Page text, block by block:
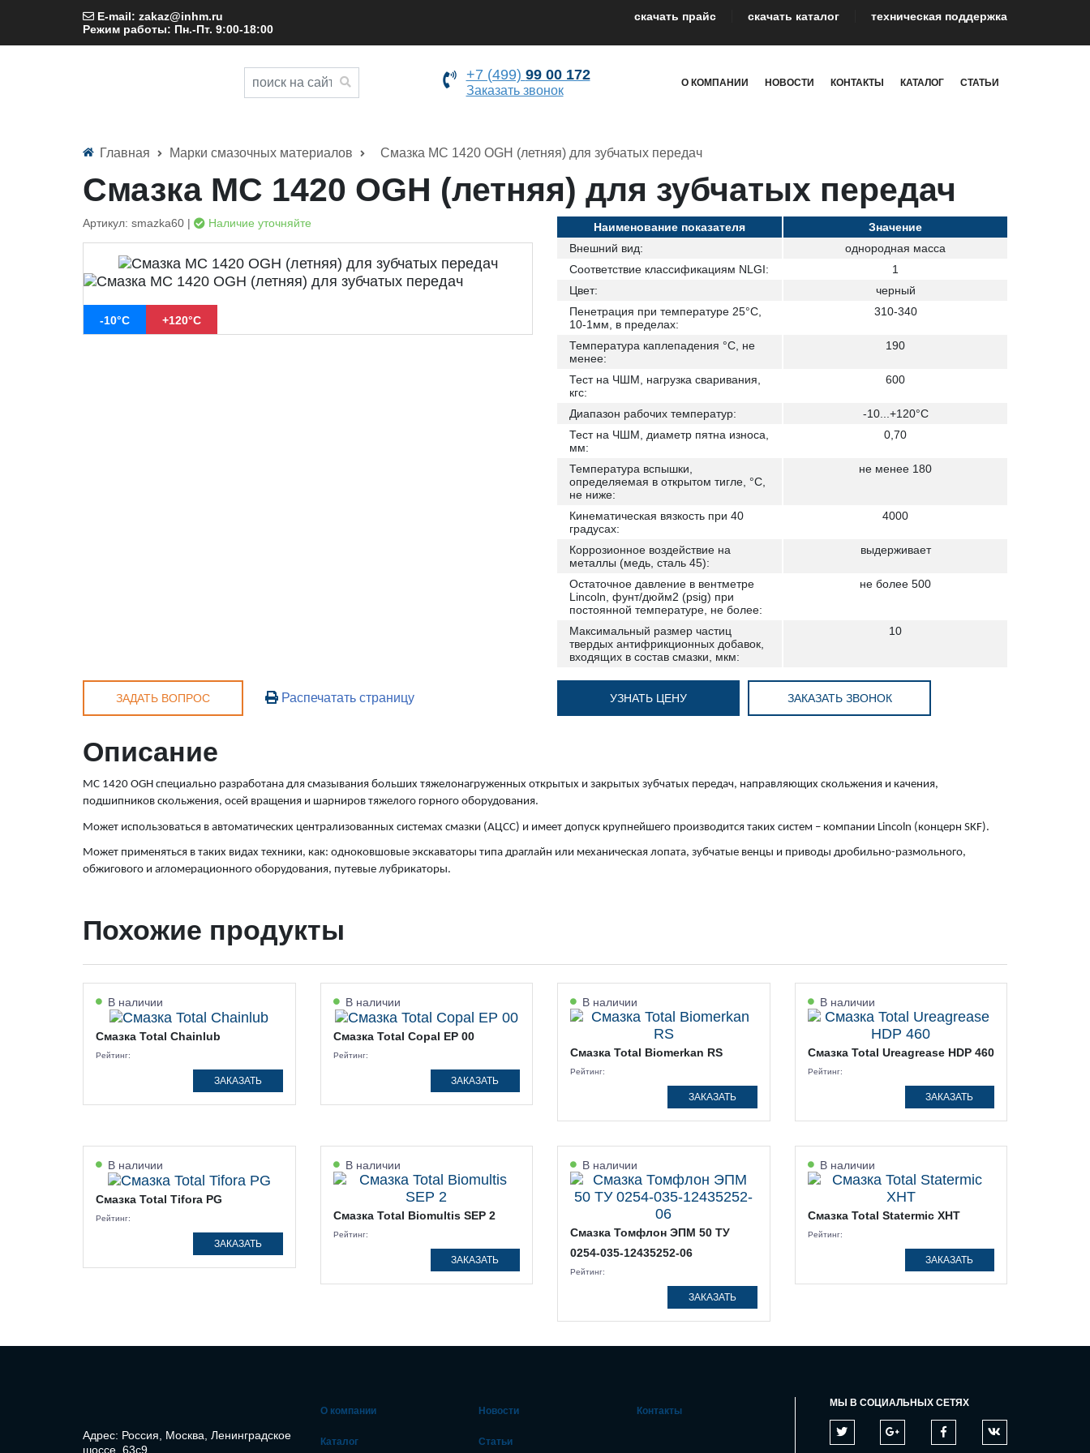
E-mail: zakaz@inhm.ru
Режим работы: Пн.-Пт. 9:00-18:00
cкачать прайс cкачать каталог техническая поддержка
+7 (499) 99 00 172
Заказать звонок
О КОМПАНИИ НОВОСТИ КОНТАКТЫ КАТАЛОГ СТАТЬИ
Главная Марки смазочных материалов Смазка МС 1420 OGH (летняя) для зубчатых передач
Смазка МС 1420 OGH (летняя) для зубчатых передач
Артикул: smazka60 | Наличие уточняйте
-10°C +120°C
Наименование показателя
Значение
Внешний вид:
однородная масса
Соответствие классификациям NLGI:
1
Цвет:
черный
Пенетрация при температуре 25°С,
10-1мм, в пределах:
310-340
Температура каплепадения °С, не
менее:
190
Тест на ЧШМ, нагрузка сваривания,
кгс:
600
Диапазон рабочих температур:
-10...+120°С
Тест на ЧШМ, диаметр пятна износа,
мм:
0,70
Температура вспышки,
определяемая в открытом тигле, °С,
не ниже:
не менее 180
Кинематическая вязкость при 40
градусах:
4000
Коррозионное воздействие на
металлы (медь, сталь 45):
выдерживает
Остаточное давление в вентметре
Lincoln, фунт/дюйм2 (psig) при
постоянной температуре, не более:
не более 500
Максимальный размер частиц
твердых антифрикционных добавок,
входящих в состав смазки, мкм:
10
УЗНАТЬ ЦЕНУ ЗАКАЗАТЬ ЗВОНОК
ЗАДАТЬ ВОПРОС Распечатать страницу
Описание
МС 1420 OGH специально разработана для смазывания больших тяжелонагруженных открытых и закрытых зубчатых передач, направляющих скольжения и качения,
подшипников скольжения, осей вращения и шарниров тяжелого горного оборудования.
Может использоваться в автоматических централизованных системах смазки (АЦСС) и имеет допуск крупнейшего производитcя таких систем – компании Lincoln (концерн SKF).
Может применяться в таких видах техники, как: одноковшовые экскаваторы типа драглайн или механическая лопата, зубчатые венцы и приводы дробильно-размольного,
обжигового и агломерационного оборудования, путевые лубрикаторы.
Похожие продукты
В наличии
Смазка Total Chainlub
Рейтинг:
ЗАКАЗАТЬ
В наличии
Смазка Total Copal EP 00
Рейтинг:
ЗАКАЗАТЬ
В наличии
Смазка Total Biomerkan RS
Рейтинг:
ЗАКАЗАТЬ
В наличии
Смазка Total Ureagrease HDP 460
Рейтинг:
ЗАКАЗАТЬ
В наличии
Смазка Total Tifora PG
Рейтинг:
ЗАКАЗАТЬ
В наличии
Смазка Total Biomultis SEP 2
Рейтинг:
ЗАКАЗАТЬ
В наличии
Смазка Томфлон ЭПМ 50 ТУ
0254-035-12435252-06
Рейтинг:
ЗАКАЗАТЬ
В наличии
Смазка Total Statermic XHT
Рейтинг:
ЗАКАЗАТЬ
Адрес: Россия, Москва, Ленинградское
шоссе, 63с9
О компании Новости Контакты
Каталог Статьи
МЫ В СОЦИАЛЬНЫХ СЕТЯХ